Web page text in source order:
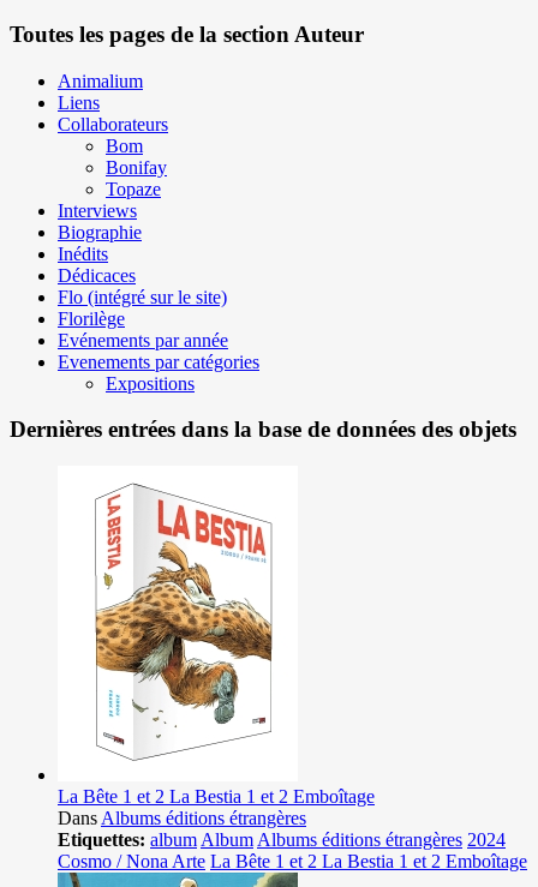
Toutes les pages de la section Auteur
Animalium
Liens
Collaborateurs
Bom
Bonifay
Topaze
Interviews
Biographie
Inédits
Dédicaces
Flo (intégré sur le site)
Florilège
Evénements par année
Evenements par catégories
Expositions
Dernières entrées dans la base de données des objets
La Bête 1 et 2 La Bestia 1 et 2 Emboîtage
Dans Albums éditions étrangères
Etiquettes: album Album Albums éditions étrangères 2024
Cosmo / Nona Arte La Bête 1 et 2 La Bestia 1 et 2 Emboîtage